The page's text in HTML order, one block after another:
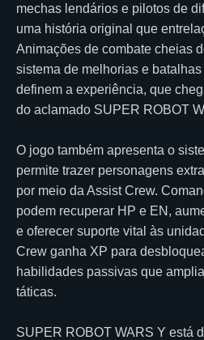
mechas lendários e pilotos de
uma história original que
Animações de combate cheias
sistema de melhorias e
definem a experiência, que
do aclamado SUPER ROBOT
O jogo também apresenta o
permite trazer personagens
por meio da Assist Crew.
podem recuperar HP e EN,
e oferecer suporte vital às
Crew ganha XP para
habilidades passivas que
táticas.
SUPER ROBOT WARS Y está